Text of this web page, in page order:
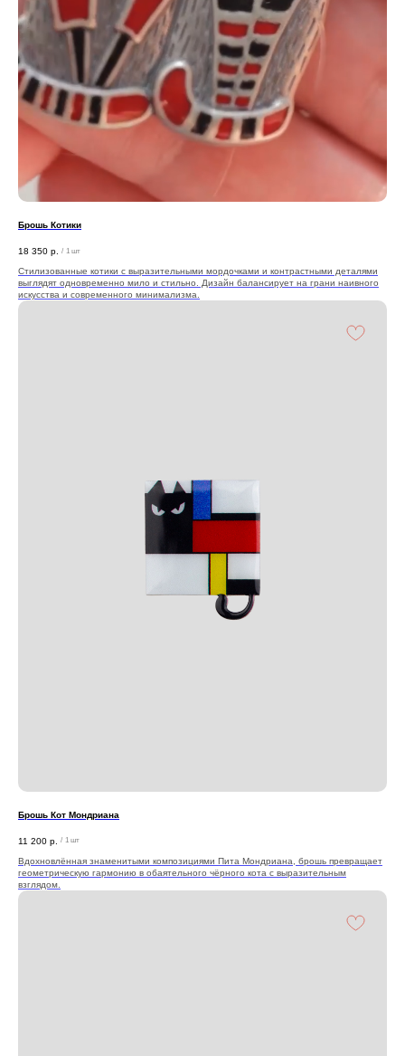
Брошь Котики
18 350 р. / 1 шт
Стилизованные котики с выразительными мордочками и контрастными деталями
выглядят одновременно мило и стильно. Дизайн балансирует на грани наивного
искусства и современного минимализма.
Брошь Кот Мондриана
11 200 р. / 1 шт
Вдохновлённая знаменитыми композициями Пита Мондриана, брошь превращает
геометрическую гармонию в обаятельного чёрного кота с выразительным
взглядом.